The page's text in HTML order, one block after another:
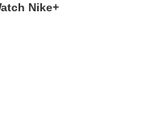
Nike+